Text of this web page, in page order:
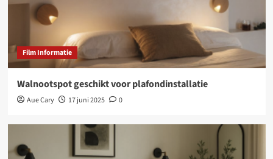
Film Informatie
Walnootspot geschikt voor plafondinstallatie
Aue Cary 17 juni 2025 0